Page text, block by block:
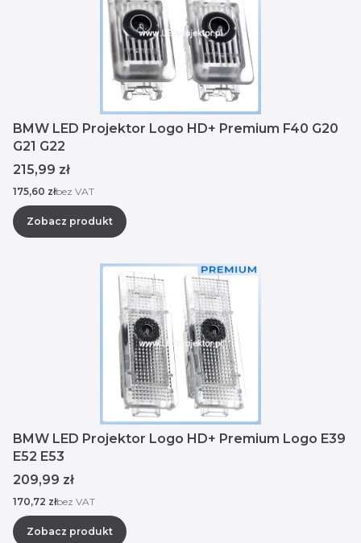
BMW LED Projektor Logo HD+ Premium F40 G20
G21 G22
Cena
215,99 zł
Cena
175,60 złbez VAT
Zobacz produkt
BMW LED Projektor Logo HD+ Premium Logo E39
E52 E53
Cena
209,99 zł
Cena
170,72 złbez VAT
Zobacz produkt